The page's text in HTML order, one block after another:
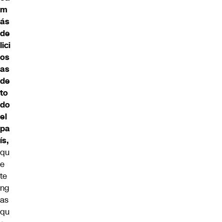
m
ás
de
lici
os
as
de
to
do
el
pa
ís,
qu
e
te
ng
as
qu